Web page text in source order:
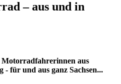
– aus und in
aus
- für und aus ganz Sachsen...